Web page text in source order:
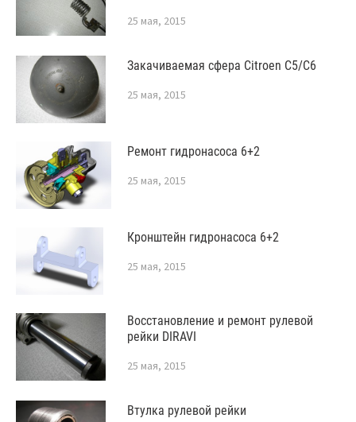
25 мая, 2015
Закачиваемая сфера Citroen C5/C6
25 мая, 2015
Ремонт гидронасоса 6+2
25 мая, 2015
Кронштейн гидронасоса 6+2
25 мая, 2015
Восстановление и ремонт рулевой
рейки DIRAVI
25 мая, 2015
Втулка рулевой рейки